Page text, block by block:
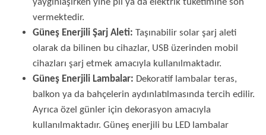
yaygınlaşırken yine pil ya da elektrik tüketimine son
vermektedir.
Güneş Enerjili Şarj Aleti: Taşınabilir solar şarj aleti
olarak da bilinen bu cihazlar, USB üzerinden mobil
cihazları şarj etmek amacıyla kullanılmaktadır.
Güneş Enerjili Lambalar: Dekoratif lambalar teras,
balkon ya da bahçelerin aydınlatılmasında tercih edilir.
Ayrıca özel günler için dekorasyon amacıyla
kullanılmaktadır. Güneş enerjili bu LED lambalar